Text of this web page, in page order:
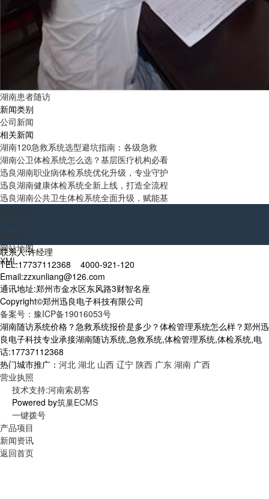
湖南患者随访
新闻类别
公司新闻
相关新闻
湖南120急救系统选型避坑指南：各级急救
湖南公卫体检系统怎么选？基层医疗机构必看
迅良湖南职业病体检系统优化升级，专业守护
迅良湖南健康体检系统全新上线，打造全流程
迅良湖南公共卫生体检系统全面升级，赋能基
网站地图
XML
联系人:许经理
TEL:17737112368 4000-921-120
Email:zzxunliang@126.com
通讯地址:郑州市金水区东风路3财智名座
Copyright©郑州迅良电子科技有限公司
备案号：豫ICP备19016053号
湖南随访系统价格？急救系统报价是多少？体检管理系统怎么样？郑州迅
良电子科技专业承接湖南随访系统,急救系统,体检管理系统,体检系统,电
话:17737112368
热门城市推广： 河北 湖北 山西 辽宁 陕西 广东 湖南 广西
营业执照
技术支持:河南索易客
Powered by筑巢ECMS
一键拨号
产品项目
新闻资讯
返回首页